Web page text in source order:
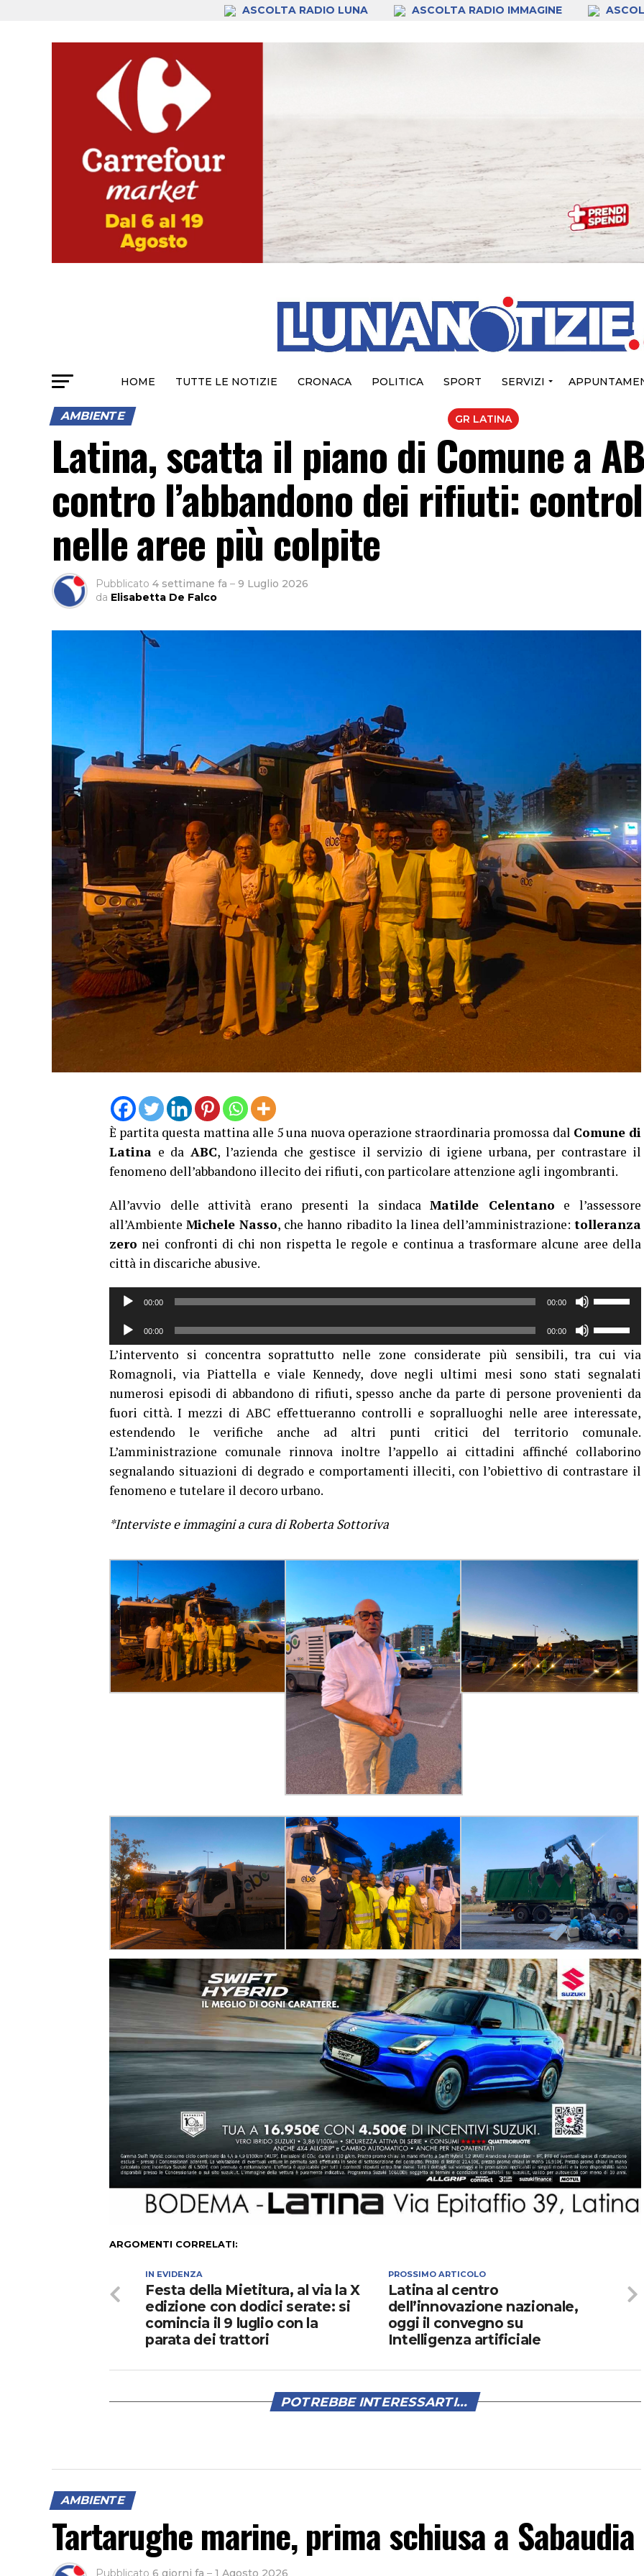
ASCOLTA RADIO LUNA ASCOLTA RADIO IMMAGINE
HOME TUTTE LE NOTIZIE CRONACA POLITICA SPORT SERVIZI
GR LATINA
AMBIENTE
Latina, scatta il piano di Comune a
contro l’abbandono dei rifiuti:
nelle aree più colpite
Pubblicato 4 settimane fa – 9 Luglio 2026
da Elisabetta De Falco
È partita questa mattina alle 5 una nuova operazione straordinaria promossa dal Comune di
Latina e da ABC, l’azienda che gestisce il servizio di igiene urbana, per contrastare il
fenomeno dell’abbandono illecito dei rifiuti, con particolare attenzione agli ingombranti.
All’avvio delle attività erano presenti la sindacaMatilde Celentano e l’assessore
all’AmbienteMichele Nasso, che hanno ribadito la linea dell’amministrazione:tolleranza
zero nei confronti di chi non rispetta le regole e continua a trasformare alcune aree della
città in discariche abusive.
Audio
00:00 00:00
tasti
freccia
per
o
diminuire
il
volume.
Audio
00:00 00:00
tasti
freccia
su/giù
per
o
il
L’intervento si concentra soprattutto nelle zone considerate più sensibili, tra cui via
Romagnoli, via Piattella e viale Kennedy, dove negli ultimi mesi sono stati segnalati
numerosi episodi di abbandono di rifiuti, spesso anche da parte di persone provenienti da
fuori città. I mezzi di ABC effettueranno controlli e sopralluoghi nelle aree interessate,
estendendo le verifiche anche ad altri punti critici del territorio comunale.
L’amministrazione comunale rinnova inoltre l’appello ai cittadini affinché collaborino
segnalando situazioni di degrado e comportamenti illeciti, con l’obiettivo di contrastare il
fenomeno e tutelare il decoro urbano.
*Interviste e immagini a cura di Roberta Sottoriva
ARGOMENTI CORRELATI:
PROSSIMO ARTICOLO
Latina al centro
dell’innovazione nazionale,
oggi il convegno su
Intelligenza artificiale
IN EVIDENZA
Festa della Mietitura, al via la X
edizione con dodici serate: si
comincia il 9 luglio con la
parata dei trattori
POTREBBE INTERESSARTI...
AMBIENTE
Tartarughe marine, prima schiusa a Sabaudia
Pubblicato 6 giorni fa – 1 Agosto 2026